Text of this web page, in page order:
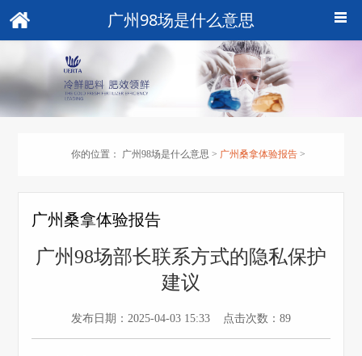
广州98场是什么意思
你的位置： 广州98场是什么意思 > 广州桑拿体验报告 >
广州桑拿体验报告
广州98场部长联系方式的隐私保护
建议
发布日期：2025-04-03 15:33 点击次数：89